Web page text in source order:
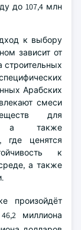
до 107,4 млн
к выбору
зависит от
строительных
Арабских
смеси
для
а также
где ценятся
к
а также
произойдёт
миллиона